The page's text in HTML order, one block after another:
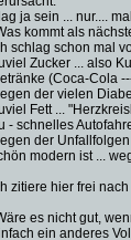
ja sein ... nur....
kommt als
schlag schon mal
Zucker ... also
(Coca-Cola
der vielen
Fett ...
- schnelles
der
modern ist ...
zitiere hier frei
es nicht gut,
ein anderes